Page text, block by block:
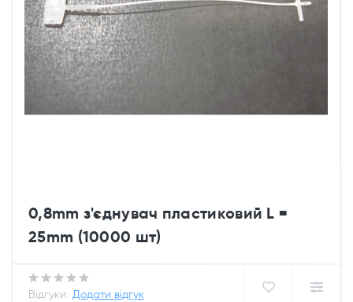
0,8mm з'єднувач пластиковий L =
25mm (10000 шт)
Відгуки: Додати відгук